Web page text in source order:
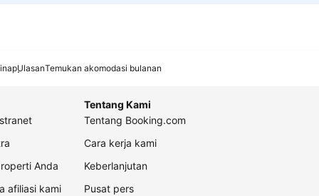
UlasanTemukan akomodasi bulanan
Anda
afiliasi kami
Tentang Kami
Tentang Booking.com
Cara kerja kami
Keberlanjutan
Pusat pers